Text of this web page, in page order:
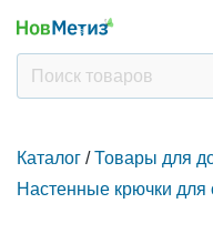
Каталог / Товары для
Настенные крючки